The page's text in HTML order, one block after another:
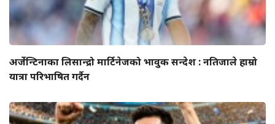
अर्जेन्टिनाका लिसान्द्रो मार्टिनेजको भावुक सन्देश : नतिजाले हाम्रो
यात्रा परिभाषित गर्दैन